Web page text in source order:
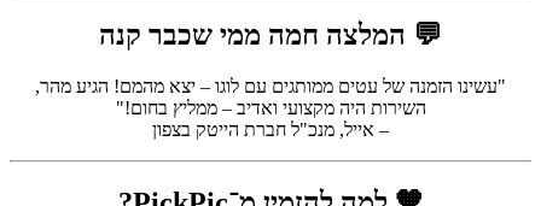
💬 המלצה חמה ממי שכבר קנה
"עשינו הזמנה של עטים ממותגים עם לוגו – יצא מהמם! הגיע מהר,
השירות היה מקצועי ואדיב – ממליץ בחום!"
– אייל, מנכ"ל חברת הייטק בצפון